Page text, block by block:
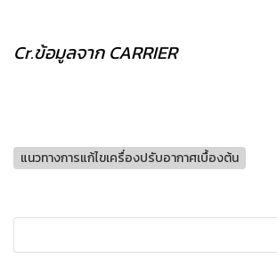
Cr.ข้อมูลจาก CARRIER
แนวทางการแก้ไขเครื่องปรับอากาศเบื้องต้น